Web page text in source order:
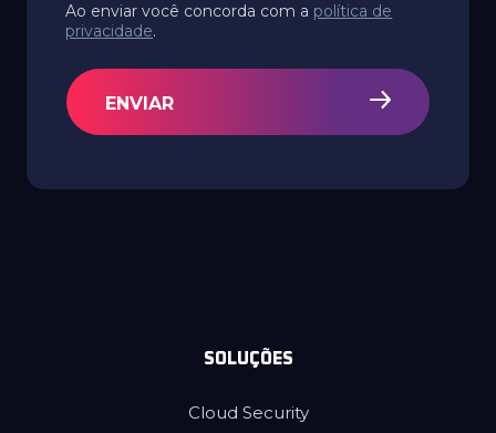
Ao enviar você concorda com a política de
privacidade.
ENVIAR
SOLUÇÕES
Cloud Security